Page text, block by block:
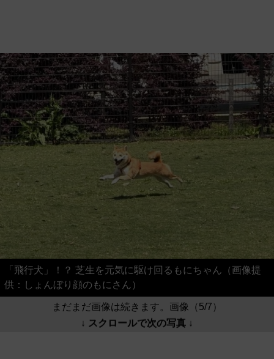
「飛行犬」！？ 芝生を元気に駆け回るもにちゃん（画像提
供：しょんぼり顔のもにさん）
まだまだ画像は続きます。画像（5/7）
↓ スクロールで次の写真 ↓